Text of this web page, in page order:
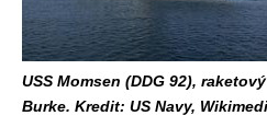
USS Momsen (DDG 92),
Burke. Kredit: US Navy,